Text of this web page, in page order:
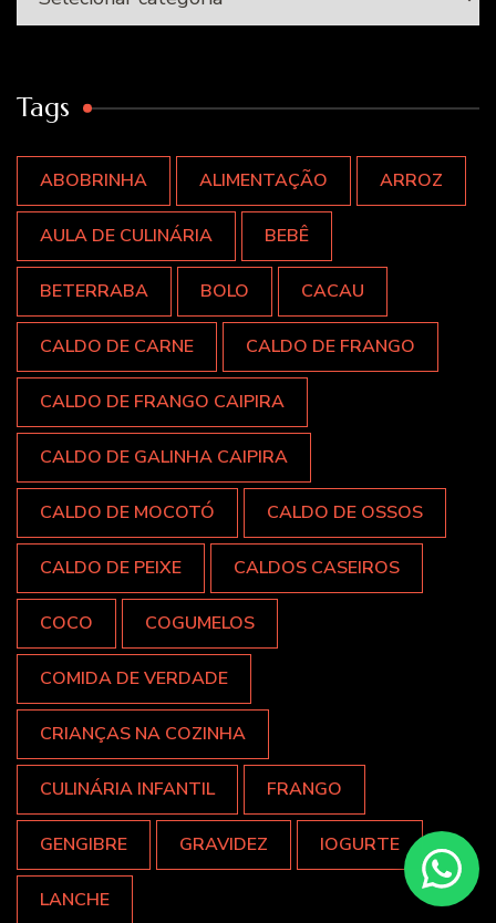
Tags
ABOBRINHA ALIMENTAÇÃO ARROZ
AULA DE CULINÁRIA BEBÊ
BETERRABA BOLO CACAU
CALDO DE CARNE CALDO DE FRANGO
CALDO DE FRANGO CAIPIRA
CALDO DE GALINHA CAIPIRA
CALDO DE MOCOTÓ CALDO DE OSSOS
CALDO DE PEIXE CALDOS CASEIROS
COCO COGUMELOS
COMIDA DE VERDADE
CRIANÇAS NA COZINHA
CULINÁRIA INFANTIL FRANGO
GENGIBRE GRAVIDEZ IOGURTE
LANCHE